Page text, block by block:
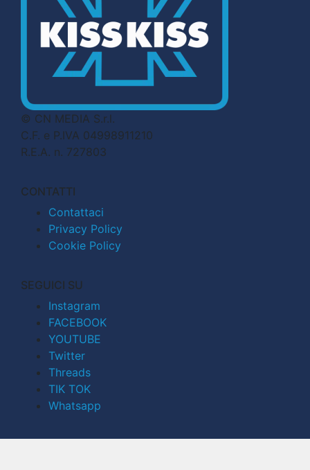
© CN MEDIA S.r.l.
C.F. e P.IVA 04998911210
R.E.A. n. 727803
CONTATTI
Contattaci
Privacy Policy
Cookie Policy
SEGUICI SU
Instagram
FACEBOOK
YOUTUBE
Twitter
Threads
TIK TOK
Whatsapp